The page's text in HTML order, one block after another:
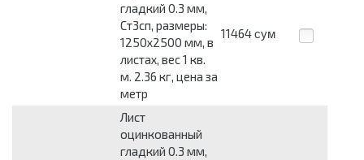
гладкий 0.3 мм,
Ст3сп, размеры:
1250x2500 мм, в
листах, вес 1 кв.
м. 2.36 кг, цена за
метр
11464 сум
Лист
оцинкованный
гладкий 0.3 мм,